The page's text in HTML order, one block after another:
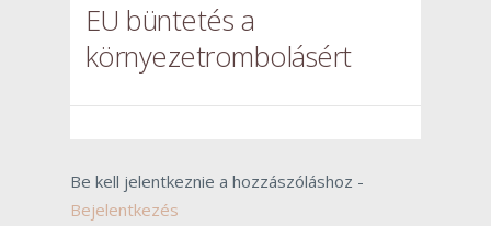
EU büntetés a
környezetrombolásért
Be kell jelentkeznie a hozzászóláshoz -
Bejelentkezés